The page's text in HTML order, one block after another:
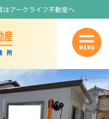
アークライフ不動産へ